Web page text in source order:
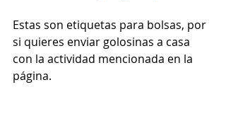
Estas son etiquetas para bolsas, por
si quieres enviar golosinas a casa
con la actividad mencionada en la
página.